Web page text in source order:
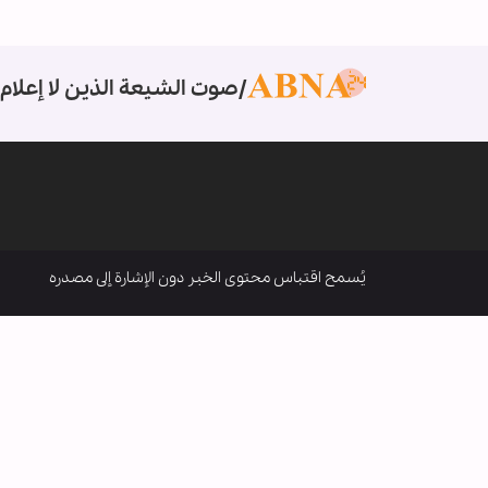
صوت الشيعة الذين لا
يُسمح اقتباس محتوى الخبر دون الإشارة إلى مصدره